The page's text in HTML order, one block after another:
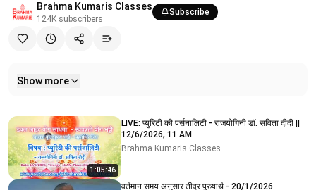
Brahma Kumaris Classes
124K subscribers
Subscribe
Show more
Related videos
1:05:46
LIVE: प्युरिटी की पर्सनालिटी - राजयोगिनी डॉ. सविता दीदी ||
12/6/2026, 11 AM
Brahma Kumaris Classes
वर्तमान समय अनुसार तीव्र पुरुषार्थ - 20/1/2026